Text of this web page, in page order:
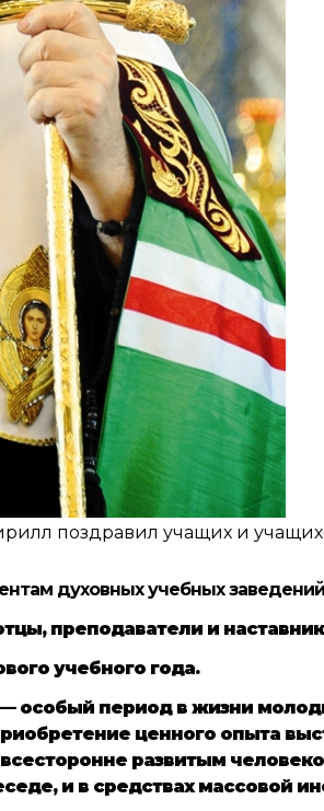
поздравил учащих и
духовных учебных заведений
преподаватели и
учебного года.
особый период в жизни
ценного опыта
развитым
и в средствах массовой